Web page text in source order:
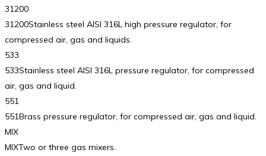
31200
31200Stainless steel AISI 316L high pressure regulator, for
compressed air, gas and liquids.
533
533Stainless steel AISI 316L pressure regulator, for compressed
air, gas and liquid.
551
551Brass pressure regulator, for compressed air, gas and liquid.
MIX
MIXTwo or three gas mixers.